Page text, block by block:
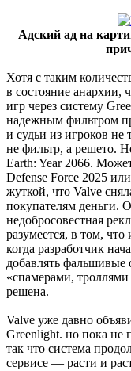
Адский ад на
Хотя с таким
в состояние анархии,
игр через систему
надежным фильтром
и судьи из игроков не
не фильтр, а решето.
Earth: Year 2066.
Defense Force 2025
жуткой, что Valve
покупателям деньги.
недобросовестная
разумеется, в том,
когда разработчик
добавлять фальшивые
«спамерами,
решена.
Valve уже давно
Greenlight. но пока не
так что система
сервисе — расти и